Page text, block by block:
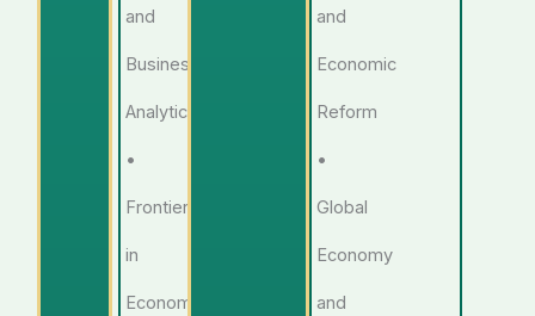
and
Business
Analytics
•
Frontiers
in
Economics
and
Economic
Reform
•
Global
Economy
and